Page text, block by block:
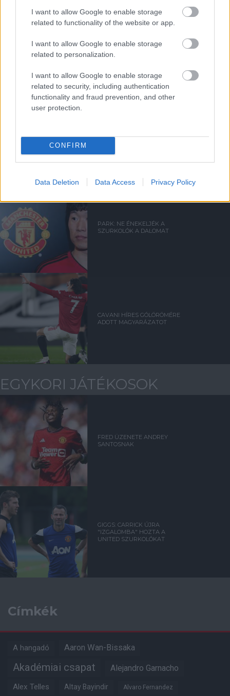
I want to allow Google to enable storage
related to functionality of the website or app.
I want to allow Google to enable storage
related to personalization.
I want to allow Google to enable storage
related to security, including authentication
functionality and fraud prevention, and other
user protection.
CONFIRM
Data Deletion Data Access Privacy Policy
AS GYŐZELMEK
TEKINTETÉBEN
EURÓPA-LIGA
PARK: NE ÉNEKELJÉK A
SZURKOLÓK A DALOMAT
CAVANI HÍRES GÓLÖRÖMÉRE
ADOTT MAGYARÁZATOT
EGYKORI JÁTÉKOSOK
FRED ÜZENETE ANDREY
SANTOSNAK
GIGGS: CARRICK ÚJRA
"IZGALOMBA" HOZTA A
UNITED SZURKOLÓKAT
Címkék
A hangadó Aaron Wan-Bissaka
Akadémiai csapat Alejandro Garnacho
Alex Telles Altay Bayindir Alvaro Fernandez